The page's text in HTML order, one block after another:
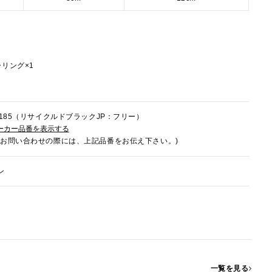
ング×1
（リサイクルドブラックJP：フリー）
カー品番を表示する
問い合わせの際には、上記品番をお伝え下さい。)
一覧を見る